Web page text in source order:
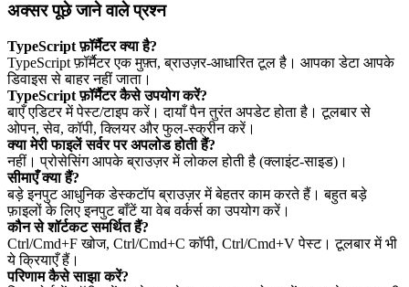
अक्सर पूछे जाने वाले प्रश्न
TypeScript फ़ॉर्मैटर क्या है?
TypeScript फ़ॉर्मैटर एक मुफ़्त, ब्राउज़र‑आधारित टूल है। आपका डेटा आपके
डिवाइस से बाहर नहीं जाता।
TypeScript फ़ॉर्मैटर कैसे उपयोग करें?
बाएँ एडिटर में पेस्ट/टाइप करें। दायाँ पैन तुरंत अपडेट होता है। टूलबार से
ओपन, सेव, कॉपी, क्लियर और फुल‑स्क्रीन करें।
क्या मेरी फाइलें सर्वर पर अपलोड होती हैं?
नहीं। प्रोसेसिंग आपके ब्राउज़र में लोकल होती है (क्लाइंट‑साइड)।
सीमाएँ क्या हैं?
बड़े इनपुट आधुनिक डेस्कटॉप ब्राउज़र में बेहतर काम करते हैं। बहुत बड़े
फ़ाइलों के लिए इनपुट बाँटें या वेब वर्कर्स का उपयोग करें।
कौन से शॉर्टकट समर्थित हैं?
Ctrl/Cmd+F खोज, Ctrl/Cmd+C कॉपी, Ctrl/Cmd+V पेस्ट। टूलबार में भी
ये क्रियाएँ हैं।
परिणाम कैसे साझा करें?